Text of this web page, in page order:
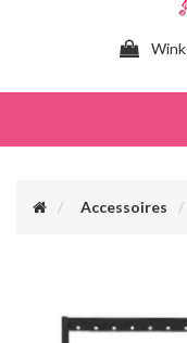
Accessoires